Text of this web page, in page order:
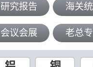
研究报告 海关
会议会展 老总